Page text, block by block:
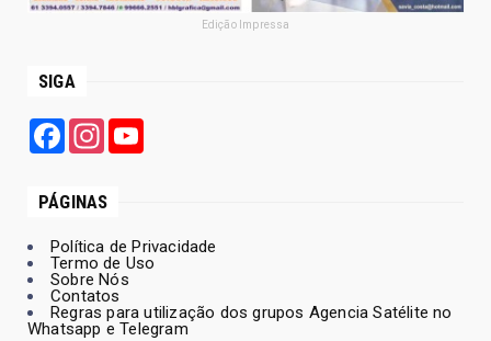
Edição Impressa
SIGA
FacebookInstagram
PÁGINAS
Política de Privacidade
Termo de Uso
Sobre Nós
Contatos
Regras para utilização dos grupos Agencia Satélite no
Whatsapp e Telegram